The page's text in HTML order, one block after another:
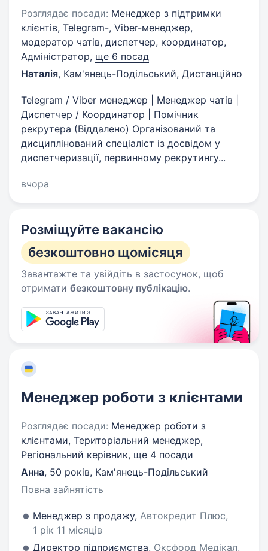
Розглядає посади: Менеджер з підтримки
клієнтів, Telegram-, Viber-менеджер,
модератор чатів, диспетчер, координатор,
Адміністратор, ще 6 посад
Наталія, Кам'янець-Подільський, Дистанційно
Telegram / Viber менеджер | Менеджер чатів |
Диспетчер / Координатор | Помічник
рекрутера (Віддалено) Організований та
дисциплінований спеціаліст із досвідом у
диспетчеризації, первинному рекрутингу...
вчора
Розміщуйте вакансію
безкоштовно щомісяця
Завантажте та увійдіть в застосунок, щоб
отримати безкоштовну публікацію.
Менеджер роботи з клієнтами
Розглядає посади: Менеджер роботи з
клієнтами, Територіальний менеджер,
Регіональний керівник, ще 4 посади
Анна, 50 років, Кам'янець-Подільський
Повна зайнятість
Менеджер з продажу, Автокредит Плюс,
1 рік 11 місяців
Директор підприємства, Оксфорд Медікал,